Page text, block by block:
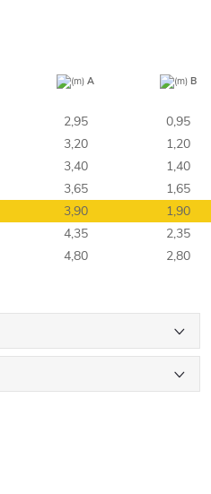
(m) A (m) B
2,95
0,95
3,20
1,20
3,40
1,40
3,65
1,65
3,90
1,90
4,35
2,35
4,80 2,80